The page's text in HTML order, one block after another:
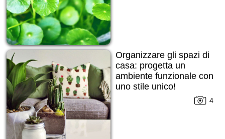
Organizzare gli spazi di
casa: progetta un
ambiente funzionale con
uno stile unico!
4